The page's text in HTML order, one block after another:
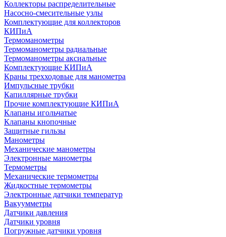
Коллекторы распределительные
Насосно-смесительные узлы
Комплектующие для коллекторов
КИПиА
Термоманометры
Термоманометры радиальные
Термоманометры аксиальные
Комплектующие КИПиА
Краны трехходовые для манометра
Импульсные трубки
Капиллярные трубки
Прочие комплектующие КИПиА
Клапаны игольчатые
Клапаны кнопочные
Защитные гильзы
Манометры
Механические манометры
Электронные манометры
Термометры
Механические термометры
Жидкостные термометры
Электронные датчики температур
Вакуумметры
Датчики давления
Датчики уровня
Погружные датчики уровня